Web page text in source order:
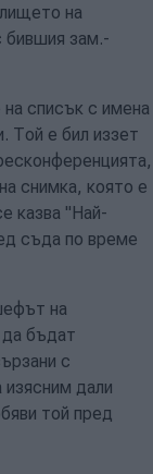
на
бившия зам.-
списък с имена
Той е бил иззет
снимка, която е
казва "Най-
съда по време
на
бъдат
с
изясним дали
той пред